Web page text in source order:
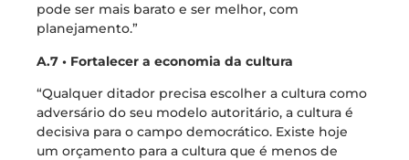
pode ser mais barato e ser melhor, com
planejamento.”
A.7 • Fortalecer a economia da cultura
“Qualquer ditador precisa escolher a cultura como
adversário do seu modelo autoritário, a cultura é
decisiva para o campo democrático. Existe hoje
um orçamento para a cultura que é menos de